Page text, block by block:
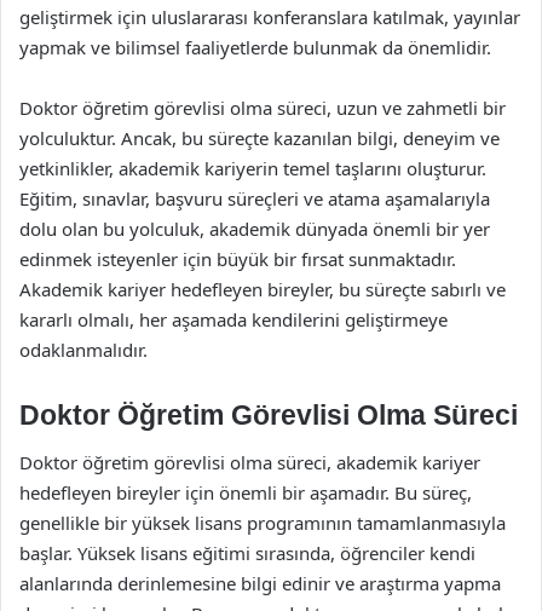
geliştirmek için uluslararası konferanslara katılmak, yayınlar
yapmak ve bilimsel faaliyetlerde bulunmak da önemlidir.
Doktor öğretim görevlisi olma süreci, uzun ve zahmetli bir
yolculuktur. Ancak, bu süreçte kazanılan bilgi, deneyim ve
yetkinlikler, akademik kariyerin temel taşlarını oluşturur.
Eğitim, sınavlar, başvuru süreçleri ve atama aşamalarıyla
dolu olan bu yolculuk, akademik dünyada önemli bir yer
edinmek isteyenler için büyük bir fırsat sunmaktadır.
Akademik kariyer hedefleyen bireyler, bu süreçte sabırlı ve
kararlı olmalı, her aşamada kendilerini geliştirmeye
odaklanmalıdır.
Doktor Öğretim Görevlisi Olma Süreci
Doktor öğretim görevlisi olma süreci, akademik kariyer
hedefleyen bireyler için önemli bir aşamadır. Bu süreç,
genellikle bir yüksek lisans programının tamamlanmasıyla
başlar. Yüksek lisans eğitimi sırasında, öğrenciler kendi
alanlarında derinlemesine bilgi edinir ve araştırma yapma